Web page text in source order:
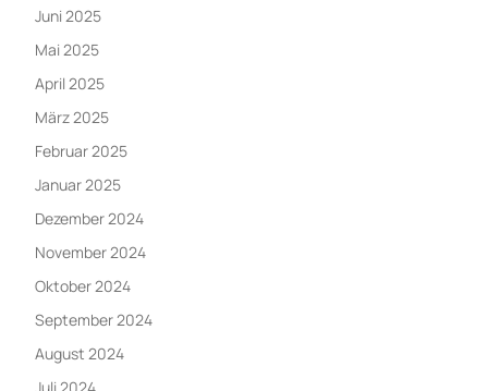
Juni 2025
Mai 2025
April 2025
März 2025
Februar 2025
Januar 2025
Dezember 2024
November 2024
Oktober 2024
September 2024
August 2024